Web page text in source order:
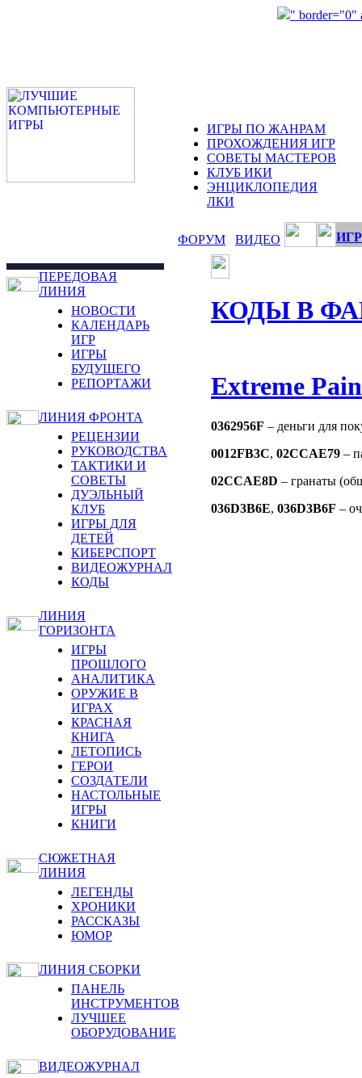
" border="0"
ИГРЫ ПО ЖАНРАМ
ПРОХОЖДЕНИЯ ИГР
СОВЕТЫ МАСТЕРОВ
КЛУБ ИКИ
ЭНЦИКЛОПЕДИЯ
ЛКИ
ФОРУМ ВИДЕО
ПЕРЕДОВАЯ
ЛИНИЯ
НОВОСТИ
КАЛЕНДАРЬ
ИГР
ИГРЫ
БУДУЩЕГО
РЕПОРТАЖИ
ЛИНИЯ ФРОНТА
РЕЦЕНЗИИ
РУКОВОДСТВА
ТАКТИКИ И
СОВЕТЫ
ДУЭЛЬНЫЙ
КЛУБ
ИГРЫ ДЛЯ
ДЕТЕЙ
КИБЕРСПОРТ
ВИДЕОЖУРНАЛ
КОДЫ
ЛИНИЯ
ГОРИЗОНТА
ИГРЫ
ПРОШЛОГО
АНАЛИТИКА
ОРУЖИЕ В
ИГРАХ
КРАСНАЯ
КНИГА
ЛЕТОПИСЬ
ГЕРОИ
СОЗДАТЕЛИ
НАСТОЛЬНЫЕ
ИГРЫ
КНИГИ
СЮЖЕТНАЯ
ЛИНИЯ
ЛЕГЕНДЫ
ХРОНИКИ
РАССКАЗЫ
ЮМОР
ЛИНИЯ СБОРКИ
ПАНЕЛЬ
ИНСТРУМЕНТОВ
ЛУЧШЕЕ
ОБОРУДОВАНИЕ
ВИДЕОЖУРНАЛ
КОДЫ В
Extreme
0362956F – деньги для
0012FB3C, 02CCAE79 –
02CCAE8D – гранаты
036D3B6E, 036D3B6F –